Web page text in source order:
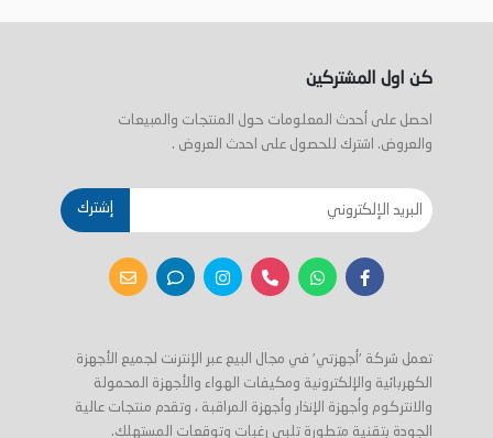
كن اول المشتركين
احصل على أحدث المعلومات حول المنتجات والمبيعات
والعروض. اشترك للحصول على احدث العروض .
إشترك
تعمل شركة 'أجهزتي' في مجال البيع عبر الإنترنت لجميع الأجهزة
الكهربائية والإلكترونية ومكيفات الهواء والأجهزة المحمولة
والانتركوم وأجهزة الإنذار وأجهزة المراقبة ، وتقدم منتجات عالية
الجودة بتقنية متطورة تلبي رغبات وتوقعات المستهلك.